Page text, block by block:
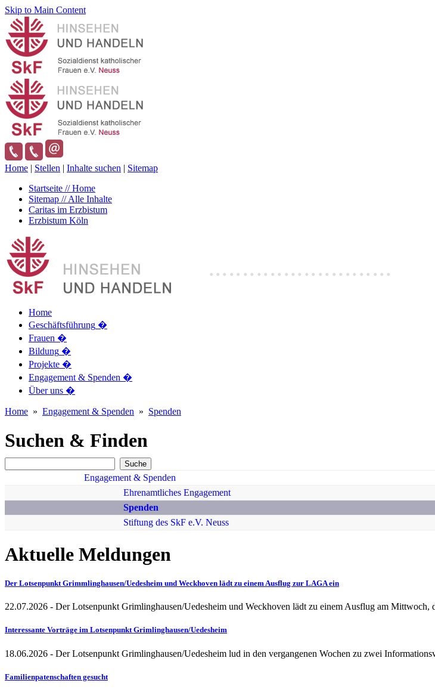
Skip to Main Content
Home | Stellen | Inhalte suchen | Sitemap
Startseite // Home
Sitemap // Alle Inhalte
Caritas im Erzbistum
Erzbistum Köln
Home
Geschäftsführung �
Frauen �
Bildung �
Projekte �
Engagement & Spenden �
Über uns �
Home » Engagement & Spenden » Spenden
Suchen & Finden
Engagement & Spenden
Ehrenamtliches Engagement
Spenden
Stiftung des SkF e.V. Neuss
Aktuelle Meldungen
Der Lotsenpunkt Grimmlinghausen/Uedesheim und Weckhoven lädt zu einem Ausflug zur LAGA ein
22.07.2026 - Der Lotsenpunkt Grimlinghausen/Uedesheim und Weckhoven lädt zu einem Ausflug am
Interessante Vorträge im Lotsenpunkt Grimlinghausen/Uedesheim
18.06.2026 - Der Lotsenpunkt Grimlinghausen/Uedesheim lud in den vergangenen Wochen zu zwei
Familienpatenschaften gesucht